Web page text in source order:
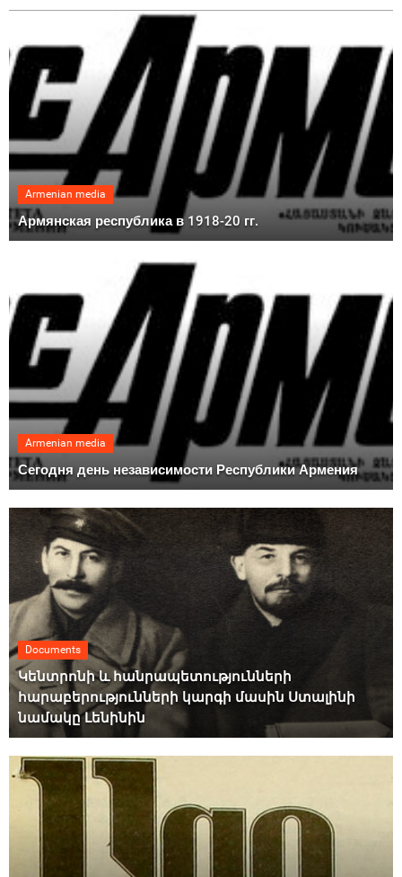
Armenian media
Армянская республика в 1918-20 гг.
Armenian media
Сегодня день независимости Республики Армения
Documents
Կենտրոնի և հանրապետությունների
հարաբերությունների կարգի մասին Ստալինի
նամակը Լենինին